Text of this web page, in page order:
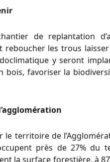
de replantation
reboucher les trous
y seront
bois, favoriser la
le territoire de
près de 27%
la surface forestière, à